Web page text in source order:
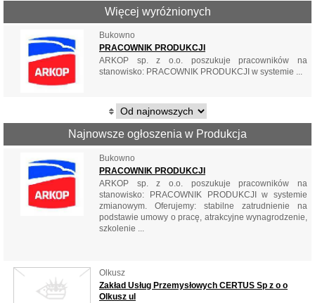
Więcej wyróżnionych
Bukowno
PRACOWNIK PRODUKCJI
ARKOP sp. z o.o. poszukuje pracowników na
stanowisko: PRACOWNIK PRODUKCJI w systemie ...
Najnowsze ogłoszenia w Produkcja
Bukowno
PRACOWNIK PRODUKCJI
ARKOP sp. z o.o. poszukuje pracowników na
stanowisko: PRACOWNIK PRODUKCJI w systemie
zmianowym. Oferujemy: stabilne zatrudnienie na
podstawie umowy o pracę, atrakcyjne wynagrodzenie,
szkolenie ...
Olkusz
Zakład Usług Przemysłowych CERTUS Sp z o o
Olkusz ul